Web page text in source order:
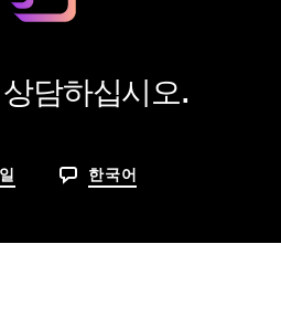
담하십시오.
한국어